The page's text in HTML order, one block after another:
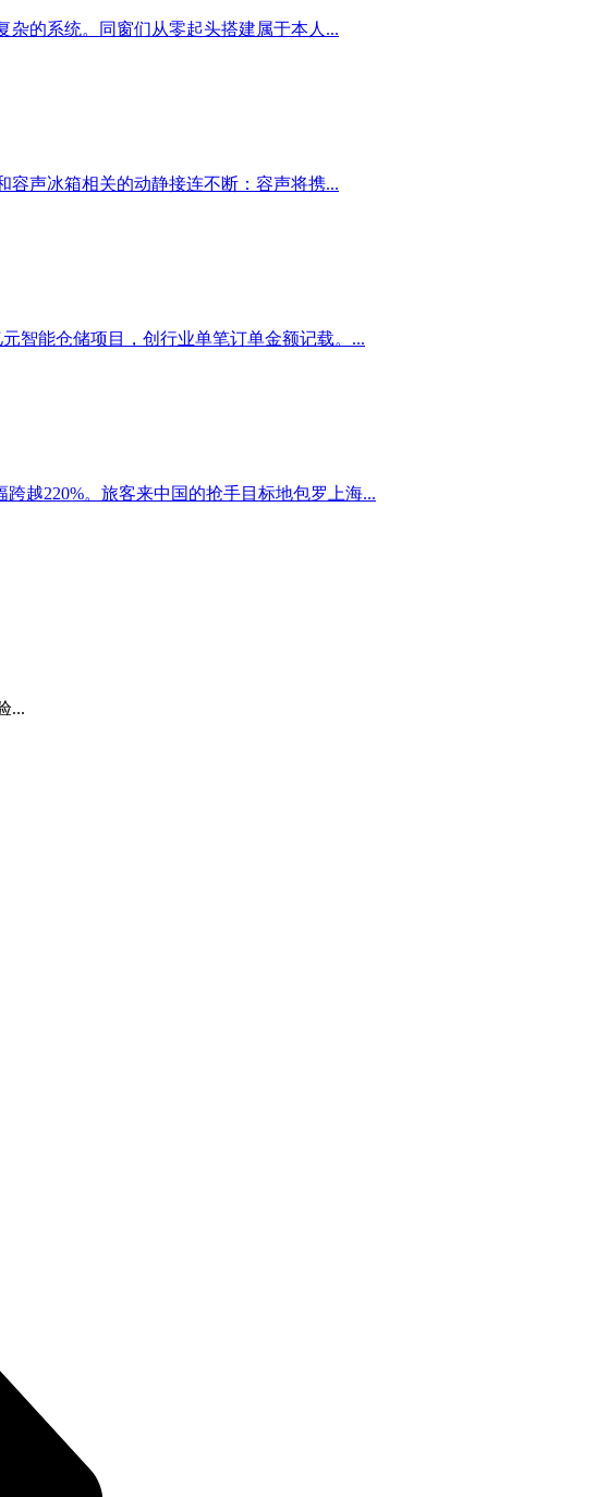
的系统。同窗们从零起头搭建属于本人...
声冰箱相关的动静接连不断：容声将携...
智能仓储项目，创行业单笔订单金额记载。...
越220%。旅客来中国的抢手目标地包罗上海...
...